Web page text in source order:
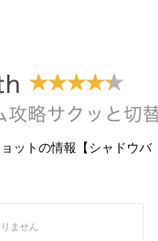
ットの情報【シャドウバ